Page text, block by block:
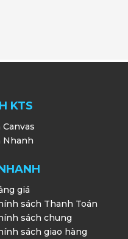
KTS
Canvas
Nhanh
giá
sách Thanh Toán
sách chung
sách giao hàng